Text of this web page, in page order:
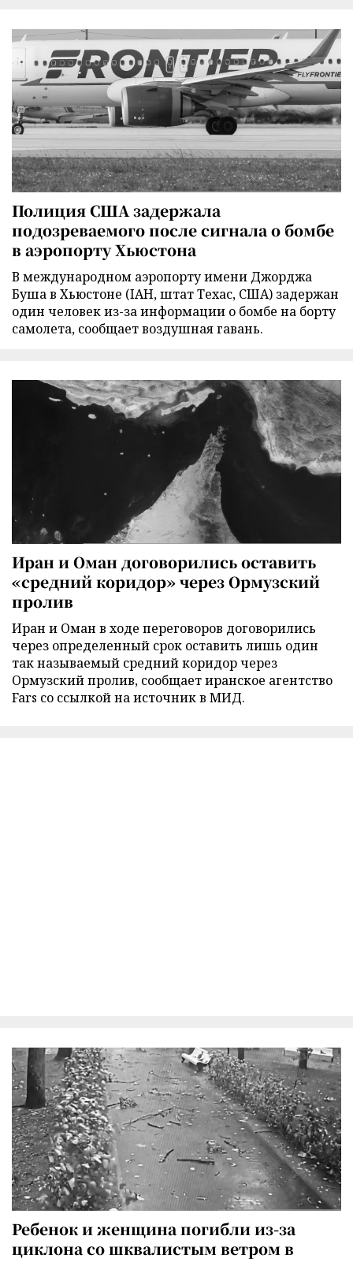
Полиция США задержала
подозреваемого после сигнала о бомбе
в аэропорту Хьюстона
В международном аэропорту имени Джорджа
Буша в Хьюстоне (IAH, штат Техас, США) задержан
один человек из-за информации о бомбе на борту
самолета, сообщает воздушная гавань.
Иран и Оман договорились оставить
«средний коридор» через Ормузский
пролив
Иран и Оман в ходе переговоров договорились
через определенный срок оставить лишь один
так называемый средний коридор через
Ормузский пролив, сообщает иранское агентство
Fars со ссылкой на источник в МИД.
Ребенок и женщина погибли из-за
циклона со шквалистым ветром в